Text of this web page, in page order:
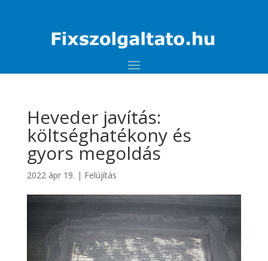
Heveder javítás:
költséghatékony és
gyors megoldás
2022 ápr 19. | Felújítás